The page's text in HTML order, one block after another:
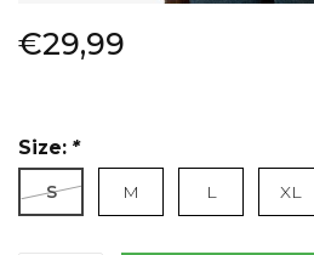
€29,99
Size: *
S M L XL